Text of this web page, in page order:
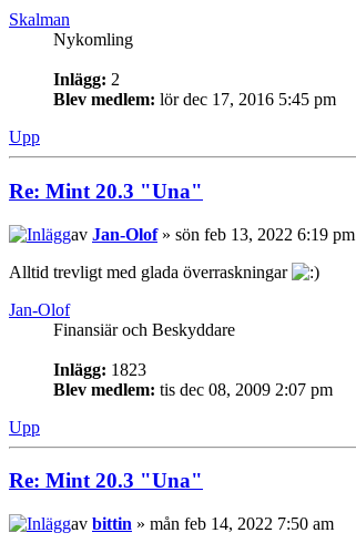
Skalman
Nykomling
Inlägg: 2
Blev medlem: lör dec 17, 2016 5:45 pm
Upp
Re: Mint 20.3 "Una"
av Jan-Olof» sön feb 13, 2022 6:19 pm
Alltid trevligt med glada överraskningar
Jan-Olof
Finansiär och Beskyddare
Inlägg: 1823
Blev medlem: tis dec 08, 2009 2:07 pm
Upp
Re: Mint 20.3 "Una"
av bittin » mån feb 14, 2022 7:50 am